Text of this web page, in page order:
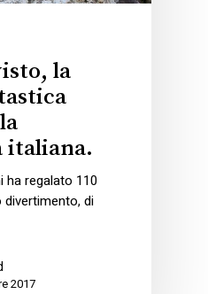
la
italiana.
ha regalato 110
di
2017